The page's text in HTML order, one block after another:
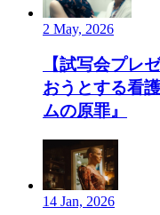
2 May, 2026
【試写会プレ
おうとする看
ムの原罪』
14 Jan, 2026